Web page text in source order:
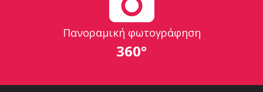
Πανοραμική φωτογράφηση
360°